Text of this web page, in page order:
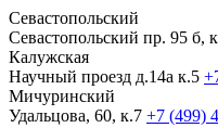
Севастопольский
Севастопольский пр. 95 б,
Калужская
Научный проезд д.14а к.5
Мичуринский
Удальцова, 60, к.7 +7 (499)